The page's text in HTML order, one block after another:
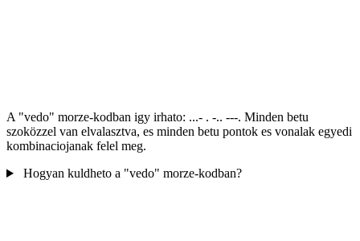
A "vedo" morze-kodban igy irhato: ...- . -.. ---. Minden betu
szoközzel van elvalasztva, es minden betu pontok es vonalak egyedi
kombinaciojanak felel meg.
Hogyan kuldheto a "vedo" morze-kodban?